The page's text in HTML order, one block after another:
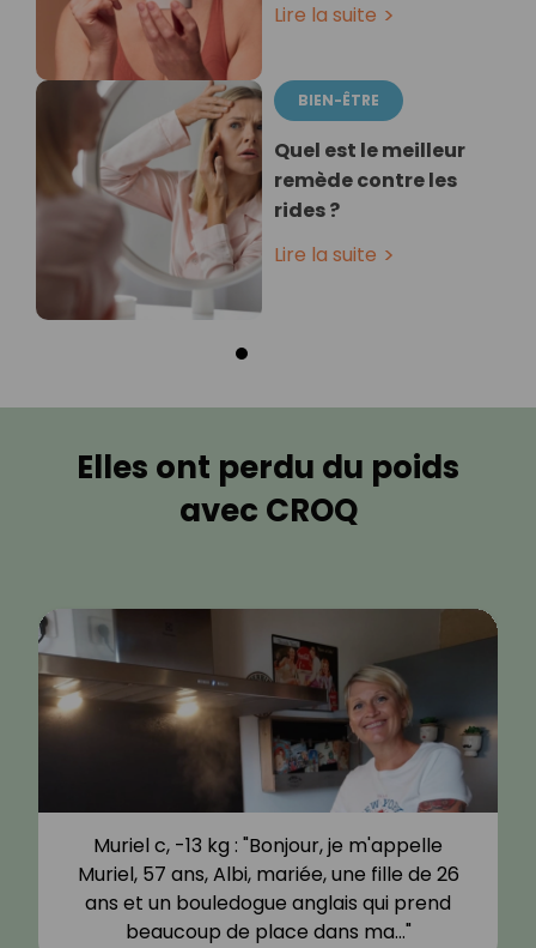
Lire la suite
BIEN-ÊTRE
Quel est le meilleur
remède contre les
rides ?
Lire la suite
Elles ont perdu du poids
avec CROQ
Muriel c, -13 kg : "Bonjour, je m'appelle
Muriel, 57 ans, Albi, mariée, une fille de 26
ans et un bouledogue anglais qui prend
beaucoup de place dans ma…"